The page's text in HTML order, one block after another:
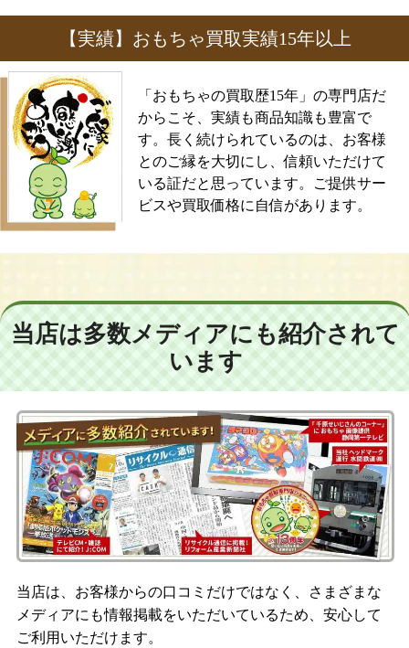
【実績】おもちゃ買取実績15年以上
「おもちゃの買取歴15年」の専門店だ
からこそ、実績も商品知識も豊富で
す。長く続けられているのは、お客様
とのご縁を大切にし、信頼いただけて
いる証だと思っています。ご提供サー
ビスや買取価格に自信があります。
当店は多数メディアにも紹介されて
います
当店は、お客様からの口コミだけではなく、さまざまな
メディアにも情報掲載をいただいているため、安心して
ご利用いただけます。